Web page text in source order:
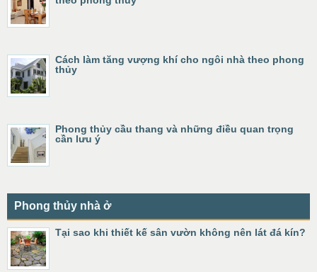
Cách làm tăng vượng khí cho ngôi nhà theo phong
thủy
Phong thủy cầu thang và những điều quan trọng
cần lưu ý
Phong thủy nhà ở
Tại sao khi thiết kế sân vườn không nên lát đá kín?